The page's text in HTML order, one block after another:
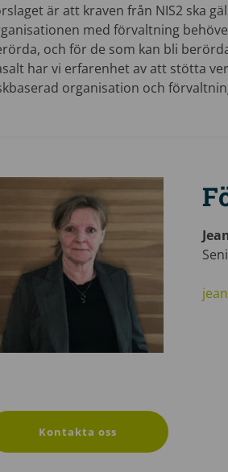
är att kraven från NIS2 ska
med förvaltning
och för de som kan bli
har vi erfarenhet av att stötta
organisation och
Kontakta oss